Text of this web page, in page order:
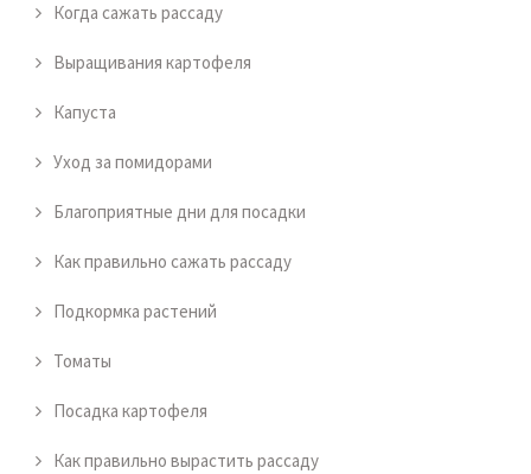
Когда сажать рассаду
Выращивания картофеля
Капуста
Уход за помидорами
Благоприятные дни для посадки
Как правильно сажать рассаду
Подкормка растений
Томаты
Посадка картофеля
Как правильно вырастить рассаду